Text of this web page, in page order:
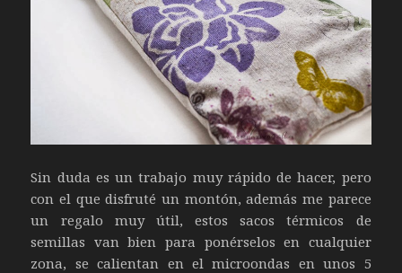
Sin duda es un trabajo muy rápido de hacer, pero
con el que disfruté un montón, además me parece
un regalo muy útil, estos sacos térmicos de
semillas van bien para ponérselos en cualquier
zona, se calientan en el microondas en unos 5